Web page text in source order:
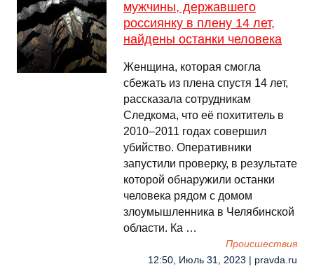
мужчины, державшего
россиянку в плену 14 лет,
найдены останки человека
Женщина, которая смогла
сбежать из плена спустя 14 лет,
рассказала сотрудникам
Следкома, что её похититель в
2010–2011 годах совершил
убийство. Оперативники
запустили проверку, в результате
которой обнаружили останки
человека рядом с домом
злоумышленника в Челябинской
области. Ка …
Происшествия
12:50, Июль 31, 2023 | pravda.ru